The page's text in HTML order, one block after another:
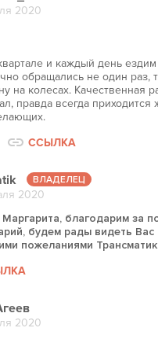
2020
и каждый день ездим
обращались не один раз,
на колесах. Качественная
правда всегда приходится
ССЫЛКА
2020
благодарим за
будем рады видеть Вас
пожеланиями Трансматик
2020